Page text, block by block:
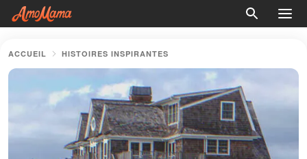
ACCUEIL HISTOIRES INSPIRANTES